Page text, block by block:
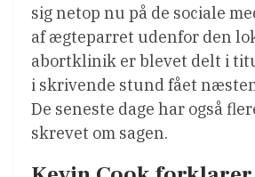
sig netop nu på de sociale
af ægteparret udenfor den
abortklinik er blevet delt i
i skrivende stund fået
De seneste dage har også
skrevet om sagen.